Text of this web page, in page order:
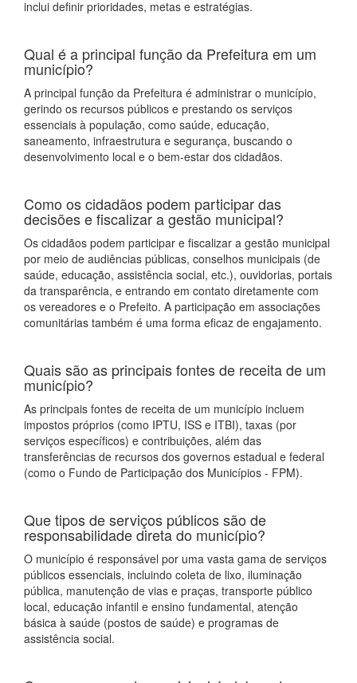
inclui definir prioridades, metas e estratégias.
Qual é a principal função da Prefeitura em um
município?
A principal função da Prefeitura é administrar o município,
gerindo os recursos públicos e prestando os serviços
essenciais à população, como saúde, educação,
saneamento, infraestrutura e segurança, buscando o
desenvolvimento local e o bem-estar dos cidadãos.
Como os cidadãos podem participar das
decisões e fiscalizar a gestão municipal?
Os cidadãos podem participar e fiscalizar a gestão municipal
por meio de audiências públicas, conselhos municipais (de
saúde, educação, assistência social, etc.), ouvidorias, portais
da transparência, e entrando em contato diretamente com
os vereadores e o Prefeito. A participação em associações
comunitárias também é uma forma eficaz de engajamento.
Quais são as principais fontes de receita de um
município?
As principais fontes de receita de um município incluem
impostos próprios (como IPTU, ISS e ITBI), taxas (por
serviços específicos) e contribuições, além das
transferências de recursos dos governos estadual e federal
(como o Fundo de Participação dos Municípios - FPM).
Que tipos de serviços públicos são de
responsabilidade direta do município?
O município é responsável por uma vasta gama de serviços
públicos essenciais, incluindo coleta de lixo, iluminação
pública, manutenção de vias e praças, transporte público
local, educação infantil e ensino fundamental, atenção
básica à saúde (postos de saúde) e programas de
assistência social.